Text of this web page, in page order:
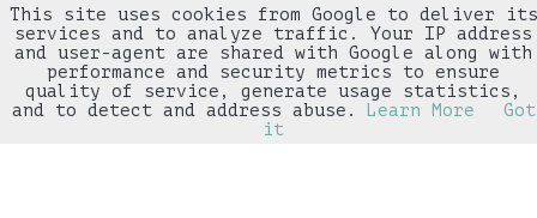
▼
This site uses cookies from Google to deliver its
services and to analyze traffic. Your IP address
and user-agent are shared with Google along with
performance and security metrics to ensure
quality of service, generate usage statistics,
and to detect and address abuse.
Learn More
Got
it